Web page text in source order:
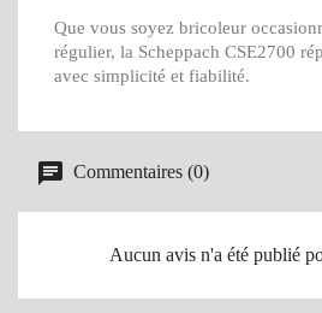
Que vous soyez bricoleur
régulier, la Scheppach CSE2700
avec simplicité et fiabilité.
Commentaires (0)
Aucun avis n'a été publié